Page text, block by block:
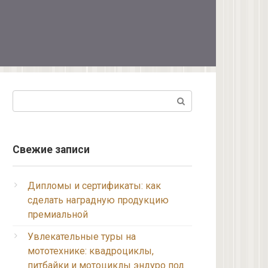
Свежие записи
Дипломы и сертификаты: как
сделать наградную продукцию
премиальной
Увлекательные туры на
мототехнике: квадроциклы,
питбайки и мотоциклы эндуро под